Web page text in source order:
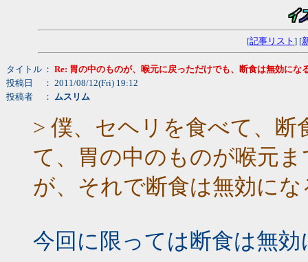
[記事リスト ] [
タイトル ： Re: 胃の中のものが、喉元に戻っただけでも、断食は無効にな
投稿日
： 2011/08/12(Fri) 19:12
投稿者
： ムスリム
> 僕、セヘリを食べて、
て、胃の中のものが喉元
が、それで断食は無効に
今回に限っては断食は無